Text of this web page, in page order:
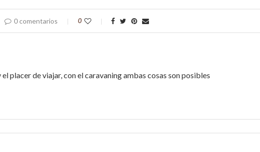
0 comentarios 0
placer de viajar, con el caravaning ambas cosas son posibles